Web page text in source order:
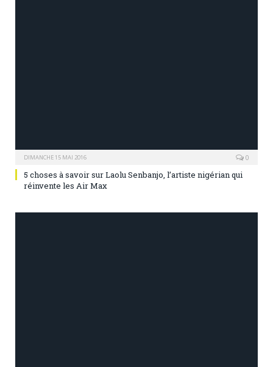
DIMANCHE 15 MAI 2016 0
5 choses à savoir sur Laolu Senbanjo, l’artiste nigérian qui
réinvente les Air Max